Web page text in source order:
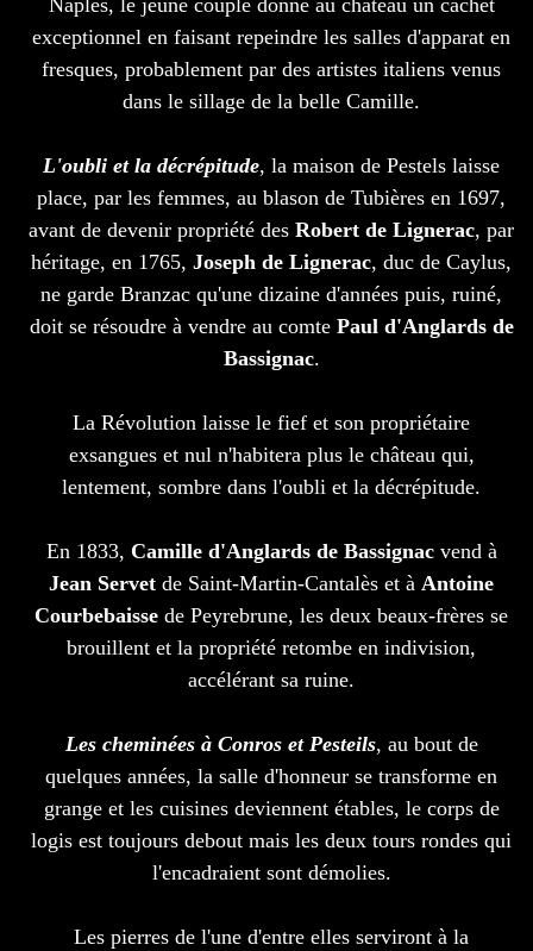
Naples, le jeune couple donne au château un cachet
exceptionnel en faisant repeindre les salles d'apparat en
fresques, probablement par des artistes italiens venus
dans le sillage de la belle Camille.
L'oubli et la décrépitude, la maison de Pestels laisse
place, par les femmes, au blason de Tubières en 1697,
avant de devenir propriété des Robert de Lignerac, par
héritage, en 1765, Joseph de Lignerac, duc de Caylus,
ne garde Branzac qu'une dizaine d'années puis, ruiné,
doit se résoudre à vendre au comte Paul d'Anglards de
Bassignac.
La Révolution laisse le fief et son propriétaire
exsangues et nul n'habitera plus le château qui,
lentement, sombre dans l'oubli et la décrépitude.
En 1833, Camille d'Anglards de Bassignacvend à
Jean Servet de Saint-Martin-Cantalès et à Antoine
Courbebaisse de Peyrebrune, les deux beaux-frères se
brouillent et la propriété retombe en indivision,
accélérant sa ruine.
Les cheminées à Conros et Pesteils, au bout de
quelques années, la salle d'honneur se transforme en
grange et les cuisines deviennent étables, le corps de
logis est toujours debout mais les deux tours rondes qui
l'encadraient sont démolies.
Les pierres de l'une d'entre elles serviront à la